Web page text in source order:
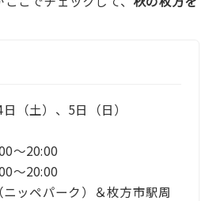
（土）、5日（日）
〜20:00
〜20:00
ッペパーク）＆枚方市駅周